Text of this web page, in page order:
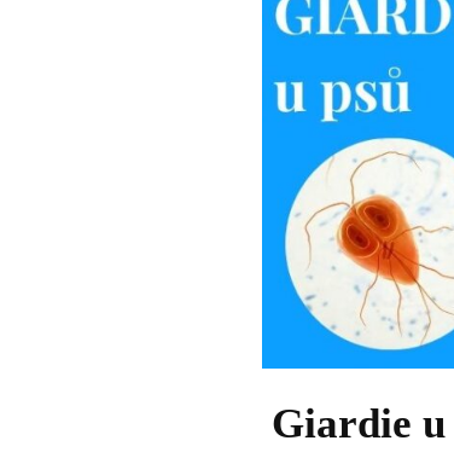
Giardie u